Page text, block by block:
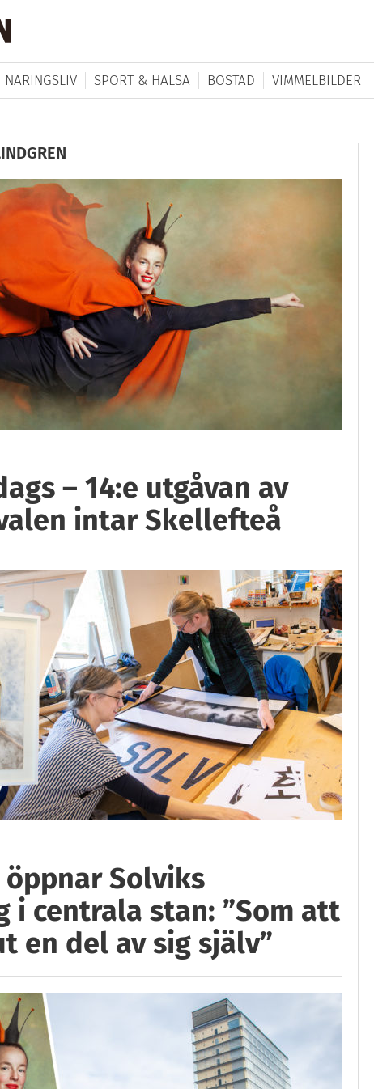
NÄRINGSLIV SPORT & HÄLSA BOSTAD VIMMELBILDER
– 14:e utgåvan av
intar Skellefteå
öppnar Solviks
i centrala stan: ”Som att
en del av sig själv”